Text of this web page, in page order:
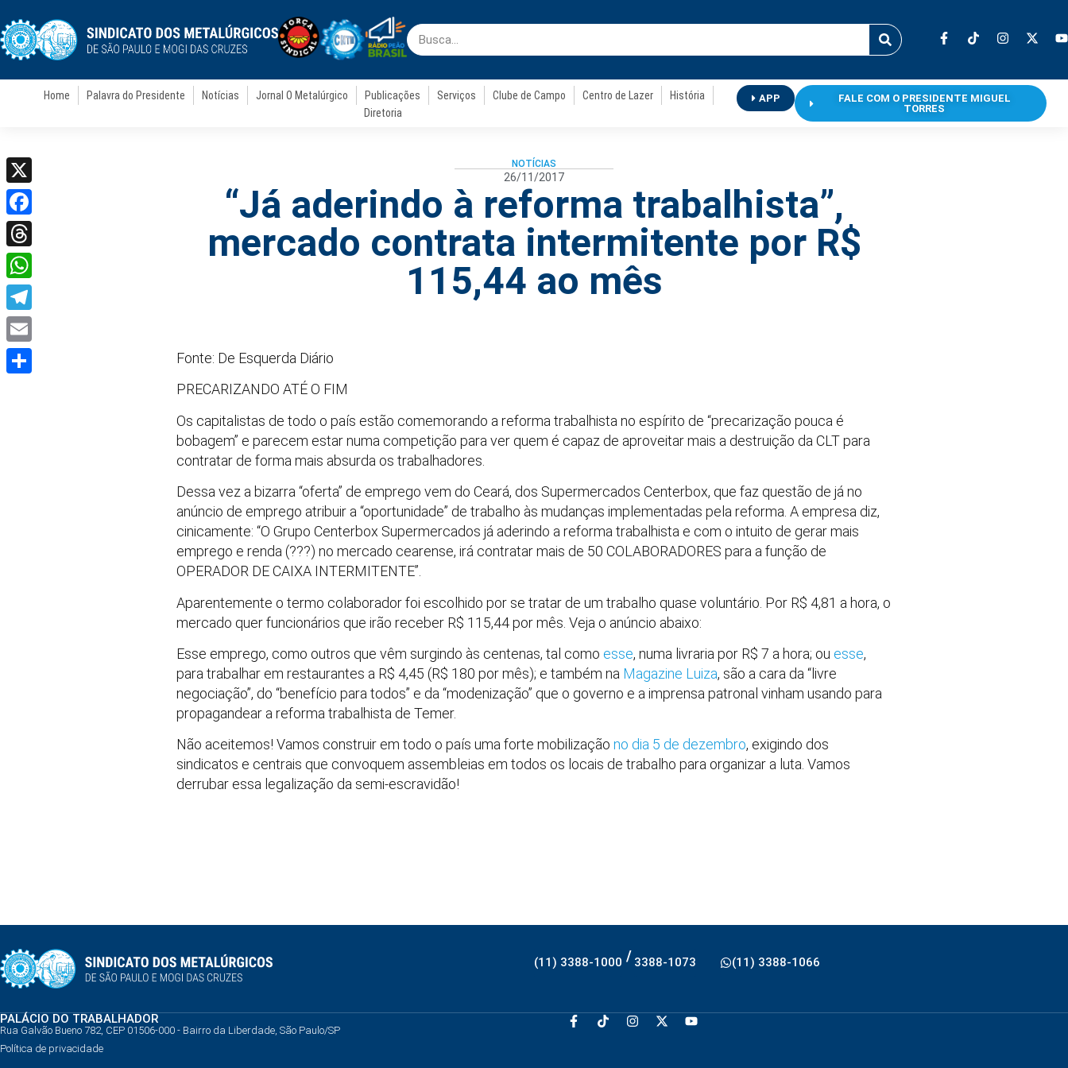
Home Palavra do Presidente Notícias Jornal O Metalúrgico Publicações Serviços Clube de Campo Centro de Lazer
História
Diretoria
APP
FALE COM O PRESIDENTE MIGUEL
TORRES
NOTÍCIAS
26/11/2017
“Já aderindo à reforma trabalhista”,
mercado contrata intermitente por R$
115,44 ao mês
Fonte: De Esquerda Diário
PRECARIZANDO ATÉ O FIM
Os capitalistas de todo o país estão comemorando a reforma trabalhista no espírito de “precarização pouca é
bobagem” e parecem estar numa competição para ver quem é capaz de aproveitar mais a destruição da CLT para
contratar de forma mais absurda os trabalhadores.
Dessa vez a bizarra “oferta” de emprego vem do Ceará, dos Supermercados Centerbox, que faz questão de já no
anúncio de emprego atribuir a “oportunidade” de trabalho às mudanças implementadas pela reforma. A empresa diz,
cinicamente: “O Grupo Centerbox Supermercados já aderindo a reforma trabalhista e com o intuito de gerar mais
emprego e renda (???) no mercado cearense, irá contratar mais de 50 COLABORADORES para a função de
OPERADOR DE CAIXA INTERMITENTE”.
Aparentemente o termo colaborador foi escolhido por se tratar de um trabalho quase voluntário. Por R$ 4,81 a hora, o
mercado quer funcionários que irão receber R$ 115,44 por mês. Veja o anúncio abaixo:
Esse emprego, como outros que vêm surgindo às centenas, tal como esse, numa livraria por R$ 7 a hora; ou esse,
para trabalhar em restaurantes a R$ 4,45 (R$ 180 por mês); e também na Magazine Luiza, são a cara da “livre
negociação”, do “benefício para todos” e da “modenização” que o governo e a imprensa patronal vinham usando para
propagandear a reforma trabalhista de Temer.
Não aceitemos! Vamos construir em todo o país uma forte mobilização no dia 5 de dezembro, exigindo dos
sindicatos e centrais que convoquem assembleias em todos os locais de trabalho para organizar a luta. Vamos
derrubar essa legalização da semi-escravidão!
(11) 3388-1000 / 3388-1073 (11) 3388-1066
PALÁCIO DO TRABALHADOR
Rua Galvão Bueno 782, CEP 01506-000 - Bairro da Liberdade, São Paulo/SP
Política de privacidade
X
Facebook
Threads
WhatsApp
Telegram
Email